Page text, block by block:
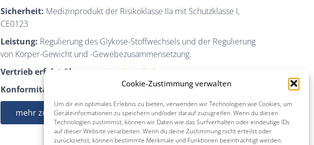
Cookie-Zustimmung verwalten
Um dir ein optimales Erlebnis zu bieten, verwenden wir Technologien wie Cookies, um
Geräteinformationen zu speichern und/oder darauf zuzugreifen. Wenn du diesen
Technologien zustimmst, können wir Daten wie das Surfverhalten oder eindeutige IDs
auf dieser Website verarbeiten. Wenn du deine Zustimmung nicht erteilst oder
zurückziehst, können bestimmte Merkmale und Funktionen beeinträchtigt werden.
Sicherheit: Medizinprodukt der Risikoklasse IIa mit Schutzklasse I,
CE0123
Leistung: Regulierung des Glykose-Stoffwechsels und der Regulierung
von Körper-Gewicht und -Gewebezusammensetzung.
Vertrieb erfolgt über:
www.invatio-web.de
Konformitätserklärung
mehr zum hypoxbreath-med